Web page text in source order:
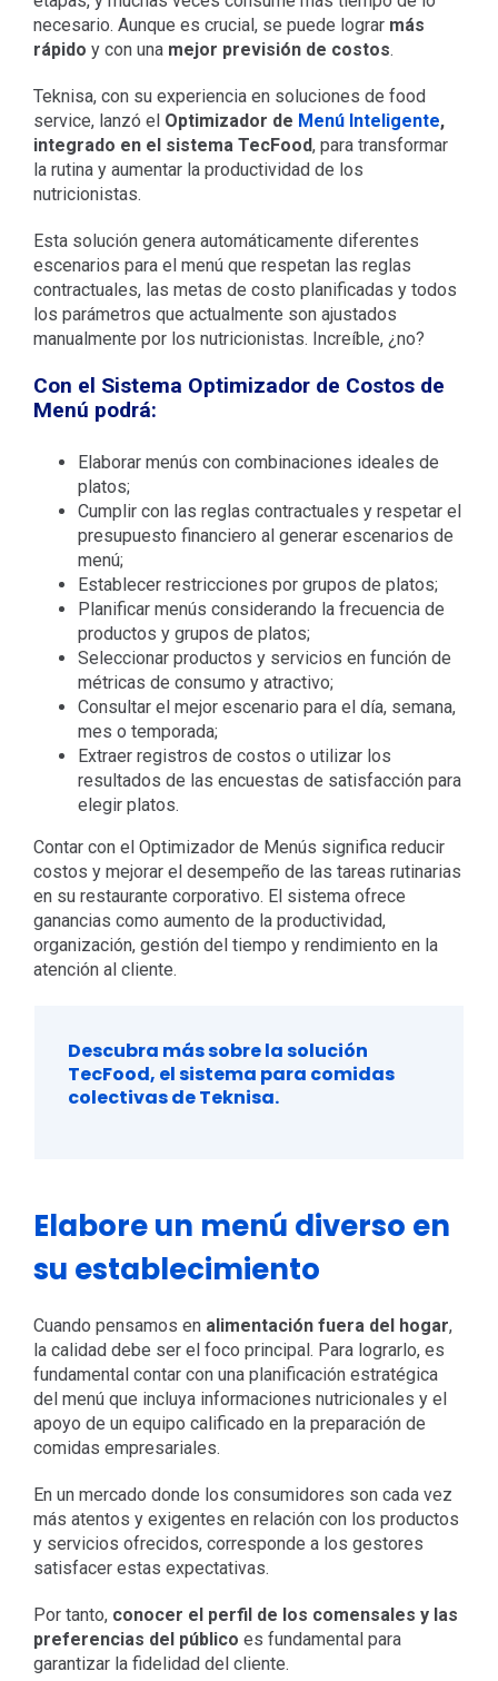
necesario. Aunque es crucial, se puede lograr más
rápido y con una mejor previsión de costos.
Teknisa, con su experiencia en soluciones de food
service, lanzó el Optimizador de Menú Inteligente,
integrado en el sistema TecFood, para transformar
la rutina y aumentar la productividad de los
nutricionistas.
Esta solución genera automáticamente diferentes
escenarios para el menú que respetan las reglas
contractuales, las metas de costo planificadas y todos
los parámetros que actualmente son ajustados
manualmente por los nutricionistas. Increíble, ¿no?
Con el Sistema Optimizador de Costos de
Menú podrá:
Elaborar menús con combinaciones ideales de
platos;
Cumplir con las reglas contractuales y respetar el
presupuesto financiero al generar escenarios de
menú;
Establecer restricciones por grupos de platos;
Planificar menús considerando la frecuencia de
productos y grupos de platos;
Seleccionar productos y servicios en función de
métricas de consumo y atractivo;
Consultar el mejor escenario para el día, semana,
mes o temporada;
Extraer registros de costos o utilizar los
resultados de las encuestas de satisfacción para
elegir platos.
Contar con el Optimizador de Menús significa reducir
costos y mejorar el desempeño de las tareas rutinarias
en su restaurante corporativo. El sistema ofrece
ganancias como aumento de la productividad,
organización, gestión del tiempo y rendimiento en la
atención al cliente.
Descubra más sobre la solución
TecFood, el sistema para comidas
colectivas de Teknisa.
Elabore un menú diverso en
su establecimiento
Cuando pensamos en alimentación fuera del hogar,
la calidad debe ser el foco principal. Para lograrlo, es
fundamental contar con una planificación estratégica
del menú que incluya informaciones nutricionales y el
apoyo de un equipo calificado en la preparación de
comidas empresariales.
En un mercado donde los consumidores son cada vez
más atentos y exigentes en relación con los productos
y servicios ofrecidos, corresponde a los gestores
satisfacer estas expectativas.
Por tanto, conocer el perfil de los comensales y las
preferencias del público es fundamental para
garantizar la fidelidad del cliente.